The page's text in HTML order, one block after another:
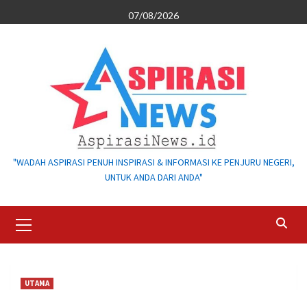
to
07/08/2026
"WADAH ASPIRASI PENUH INSPIRASI & INFORMASI KE PENJURU NEGERI,
UNTUK ANDA DARI ANDA"
Menu
UTAMA